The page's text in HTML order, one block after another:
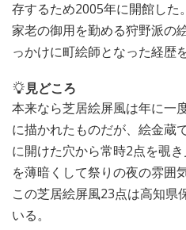
存するため2005年に開館し
家老の御用を勤める狩野派の
っかけに町絵師となった経歴を
見どころ
本来なら芝居絵屏風は年に一
に描かれたものだが、絵金蔵
に開けた穴から常時2点を覗
を薄暗くして祭りの夜の雰囲
この芝居絵屏風23点は高知県
いる。